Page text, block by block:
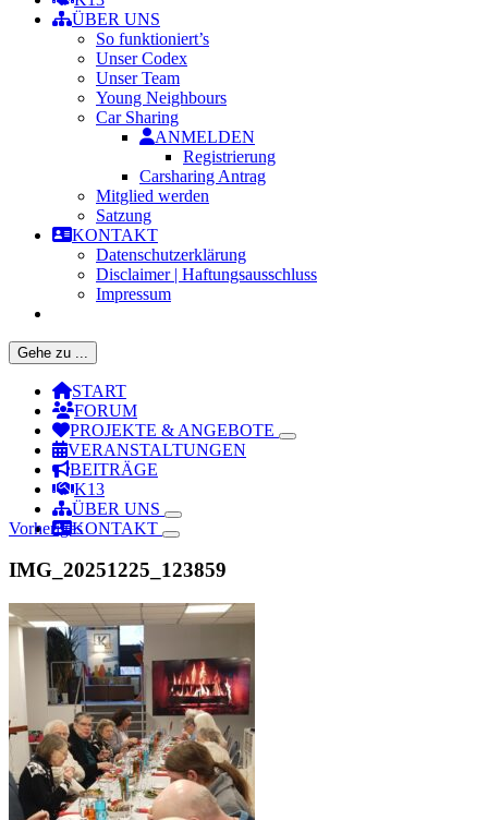
ÜBER UNS
So funktioniert’s
Unser Codex
Unser Team
Young Neighbours
Car Sharing
ANMELDEN
Registrierung
Carsharing Antrag
Mitglied werden
Satzung
KONTAKT
Datenschutzerklärung
Disclaimer | Haftungsausschluss
Impressum
Gehe zu ...
START
FORUM
PROJEKTE & ANGEBOTE
VERANSTALTUNGEN
BEITRÄGE
K13
ÜBER UNS
KONTAKT
Vorheriges
IMG_20251225_123859